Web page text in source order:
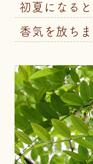
初夏になる
香気を放ちま